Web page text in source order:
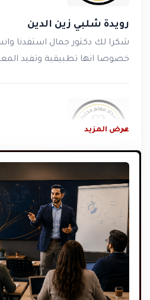
رويدة شلبي زين الدين
شكرا لك دكتور جمال استفدنا
خصوصا انها تطبيقية وتفيد
from which I learned a lot of
I did not know. It added a lot
and erased some information
that was wrong for me.
عرض المزيد